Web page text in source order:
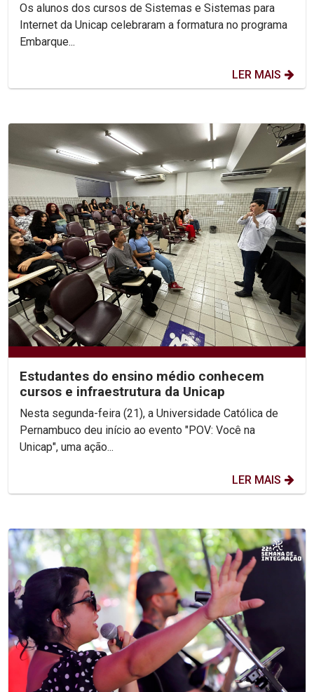
Os alunos dos cursos de Sistemas e Sistemas para
Internet da Unicap celebraram a formatura no programa
Embarque...
LER MAIS
Estudantes do ensino médio conhecem
cursos e infraestrutura da Unicap
Nesta segunda-feira (21), a Universidade Católica de
Pernambuco deu início ao evento "POV: Você na
Unicap", uma ação...
LER MAIS